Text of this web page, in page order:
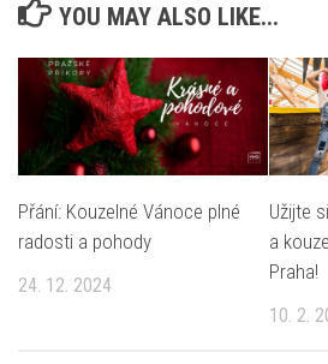
YOU MAY ALSO LIKE...
Přání: Kouzelné Vánoce plné
radosti a pohody
24. 12. 2024
Užijte
a
Praha!
10. 2.